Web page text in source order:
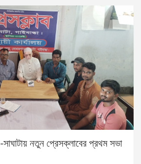
নতুন প্রেসক্লাবের প্রথম সভা